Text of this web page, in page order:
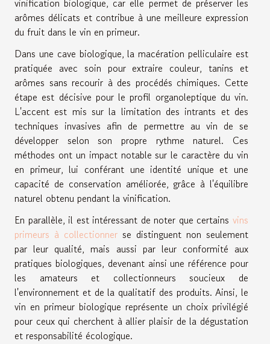
vinification biologique, car elle permet de préserver les
arômes délicats et contribue à une meilleure expression
du fruit dans le vin en primeur.
Dans une cave biologique, la macération pelliculaire est
pratiquée avec soin pour extraire couleur, tanins et
arômes sans recourir à des procédés chimiques. Cette
étape est décisive pour le profil organoleptique du vin.
L'accent est mis sur la limitation des intrants et des
techniques invasives afin de permettre au vin de se
développer selon son propre rythme naturel. Ces
méthodes ont un impact notable sur le caractère du vin
en primeur, lui conférant une identité unique et une
capacité de conservation améliorée, grâce à l'équilibre
naturel obtenu pendant la vinification.
En parallèle, il est intéressant de noter que certains vins
primeurs à collectionner se distinguent non seulement
par leur qualité, mais aussi par leur conformité aux
pratiques biologiques, devenant ainsi une référence pour
les amateurs et collectionneurs soucieux de
l'environnement et de la qualitatif des produits. Ainsi, le
vin en primeur biologique représente un choix privilégié
pour ceux qui cherchent à allier plaisir de la dégustation
et responsabilité écologique.